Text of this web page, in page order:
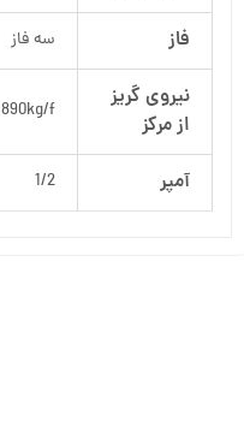
فاز سه فاز
نیروی گریز
از مرکز
890kg/f
آمپر 1/2